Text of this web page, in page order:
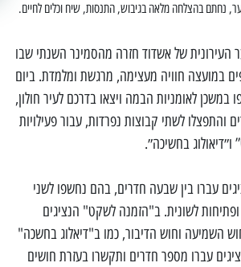
נחתם בהצלחה מלאה בגיבוש, התנסות, שיח וכלים לחיים.
העירונית של אשדוד חזרה מהסמינר השנתי שבו
במועצה חוויה מעצימה, מרגשת ומלמדת. ביום
במשכן לאומניות הבמה ויצאו בדרכם לעיר חולון,
והתפצלו לשתי קבוצות נפרדות, עבור פעילויות
בחשיכה״.
עברו בין שבעה חדרים, בהם נחשפו לשני
לשונית. ב"הזמנה לשקט" הנציגים
השמיעה וחוש הדיבור, כמו ב"דיאלוג בחשכה"
עברו מספר חדרים ותקשרו בעזרת חושים